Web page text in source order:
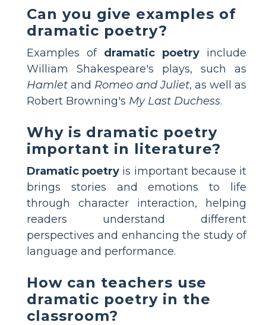
Can you give examples of
dramatic poetry?
Examples of dramatic poetry include
William Shakespeare's plays, such as
Hamlet and Romeo and Juliet, as well as
Robert Browning's My Last Duchess.
Why is dramatic poetry
important in literature?
Dramatic poetry is important because it
brings stories and emotions to life
through character interaction, helping
readers understand different
perspectives and enhancing the study of
language and performance.
How can teachers use
dramatic poetry in the
classroom?